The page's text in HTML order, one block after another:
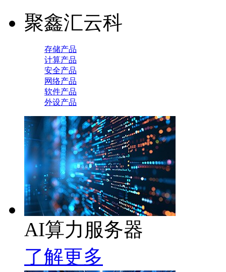
聚鑫汇云科
存储产品
计算产品
安全产品
网络产品
软件产品
外设产品
AI算力服务器
了解更多